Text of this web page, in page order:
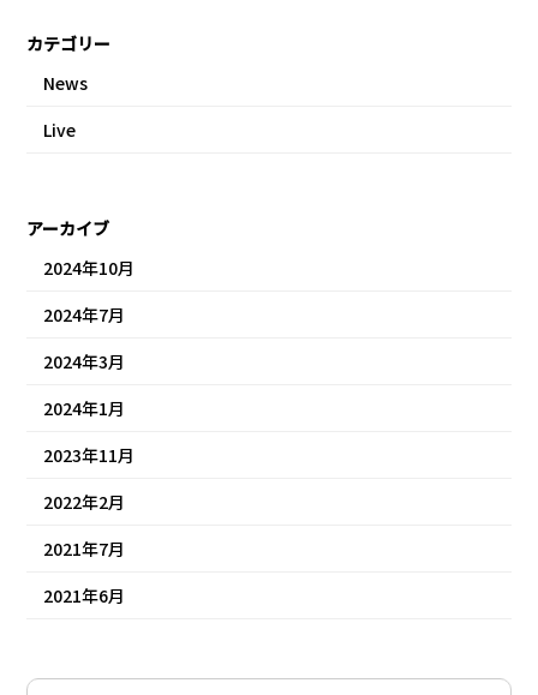
カテゴリー
News
Live
アーカイブ
2024年10月
2024年7月
2024年3月
2024年1月
2023年11月
2022年2月
2021年7月
2021年6月